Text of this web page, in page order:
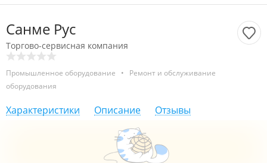
Санме Рус
Торгово-сервисная компания
Промышленное оборудование •
Ремонт и обслуживание
оборудования
Характеристики Описание Отзывы